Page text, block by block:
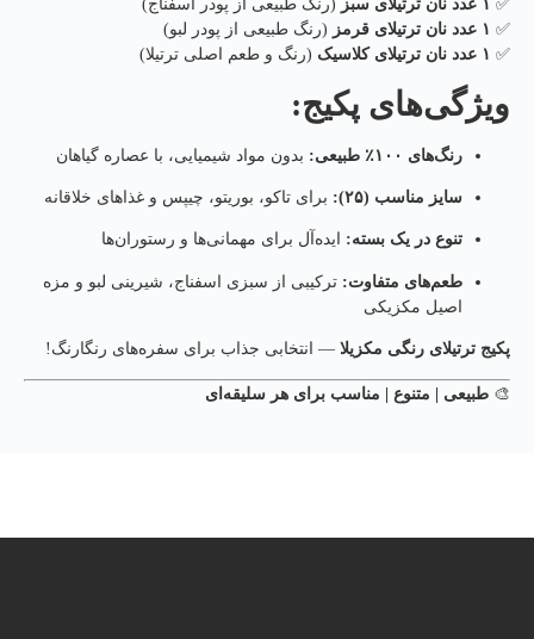
✅ ۱ عدد نان ترتیلای سبز
(رنگ طبیعی از پودر اسفناج)
✅ ۱ عدد نان ترتیلای قرمز
(رنگ طبیعی از پودر لبو)
✅ ۱ عدد نان ترتیلای کلاسیک (رنگ و طعم اصلی ترتیلا)
ویژگی‌های پکیج:
رنگ‌های ۱۰۰٪ طبیعی: بدون مواد شیمیایی، با عصاره گیاهان
سایز مناسب (۲۵): برای تاکو، بوریتو، چیپس و غذاهای خلاقانه
تنوع در یک بسته: ایده‌آل برای مهمانی‌ها و رستوران‌ها
طعم‌های متفاوت: ترکیبی از سبزی اسفناج، شیرینی لبو و مزه
اصیل مکزیکی
پکیج ترتیلای رنگی مکزیلا — انتخابی جذاب برای سفره‌های رنگارنگ!
🎨 طبیعی | متنوع | مناسب برای هر سلیقه‌ای